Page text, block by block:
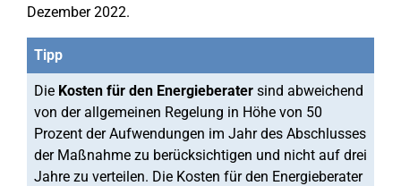
Dezember 2022.
Tipp
Die Kosten für den Energieberater sind abweichend
von der allgemeinen Regelung in Höhe von 50
Prozent der Aufwendungen im Jahr des Abschlusses
der Maßnahme zu berücksichtigen und nicht auf drei
Jahre zu verteilen. Die Kosten für den Energieberater